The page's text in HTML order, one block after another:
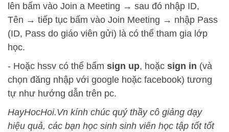
lên bấm vào Join a Meeting → sau đó nhập ID,
Tên → tiếp tục bấm vào Join Meeting → nhập Pass
(ID, Pass do giáo viên gửi) là có thể tham gia lớp
học.
- Hoặc hssv có thể bấm sign up, hoặc sign in (và
chọn đăng nhập với google hoặc facebook) tương
tự như hướng dẫn trên pc.
HayHocHoi.Vn kính chúc quý thầy cô giảng dạy
hiệu quả, các bạn học sinh sinh viên học tập tốt tốt